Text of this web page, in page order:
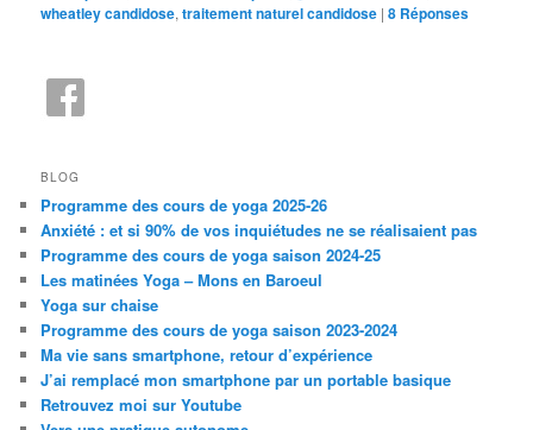
wheatley candidose,traitement naturel candidose |8 Réponses
BLOG
Programme des cours de yoga 2025-26
Anxiété : et si 90% de vos inquiétudes ne se réalisaient pas
Programme des cours de yoga saison 2024-25
Les matinées Yoga – Mons en Baroeul
Yoga sur chaise
Programme des cours de yoga saison 2023-2024
Ma vie sans smartphone, retour d’expérience
J’ai remplacé mon smartphone par un portable basique
Retrouvez moi sur Youtube